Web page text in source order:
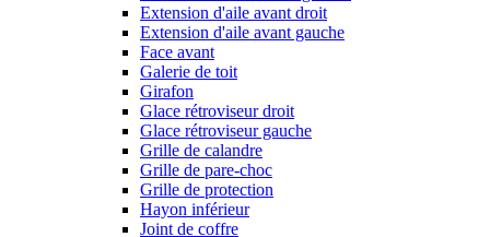
Extension d'aile avant droit
Extension d'aile avant gauche
Face avant
Galerie de toit
Girafon
Glace rétroviseur droit
Glace rétroviseur gauche
Grille de calandre
Grille de pare-choc
Grille de protection
Hayon inférieur
Joint de coffre